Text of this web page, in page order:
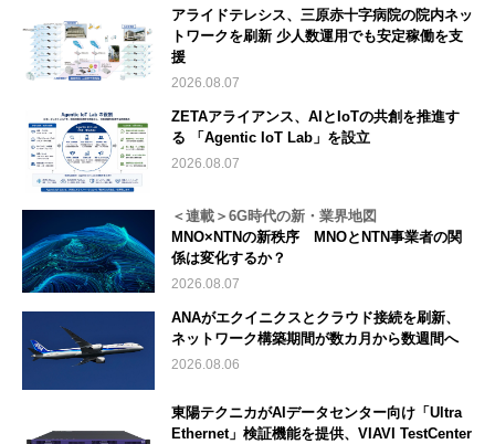
アライドテレシス、三原赤十字病院の院内ネッ
トワークを刷新 少人数運用でも安定稼働を支
援
2026.08.07
ZETAアライアンス、AIとIoTの共創を推進す
る 「Agentic IoT Lab」を設立
2026.08.07
＜連載＞6G時代の新・業界地図
MNO×NTNの新秩序 MNOとNTN事業者の関
係は変化するか？
2026.08.07
ANAがエクイニクスとクラウド接続を刷新、
ネットワーク構築期間が数カ月から数週間へ
2026.08.06
東陽テクニカがAIデータセンター向け「Ultra
Ethernet」検証機能を提供、VIAVI TestCenter